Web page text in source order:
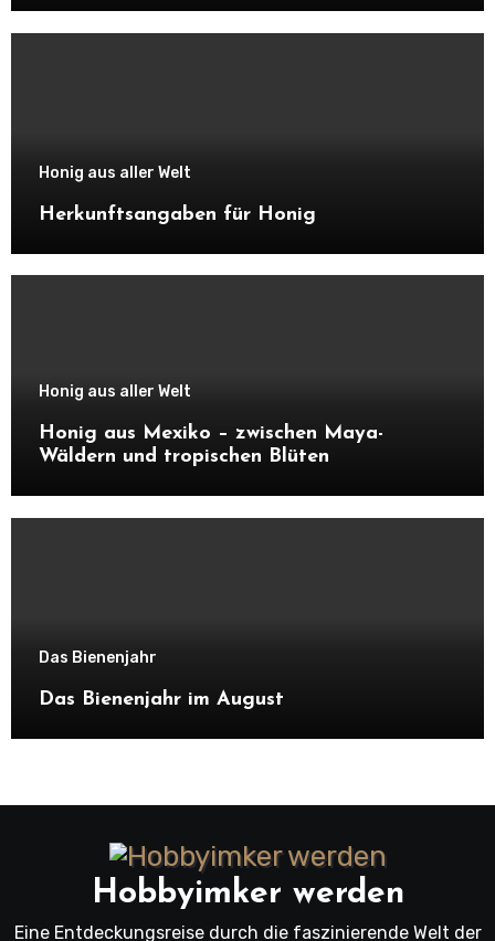
Honig aus aller Welt
Herkunftsangaben für Honig
Honig aus aller Welt
Honig aus Mexiko – zwischen Maya-
Wäldern und tropischen Blüten
Das Bienenjahr
Das Bienenjahr im August
Hobbyimker werden
Eine Entdeckungsreise durch die faszinierende Welt der